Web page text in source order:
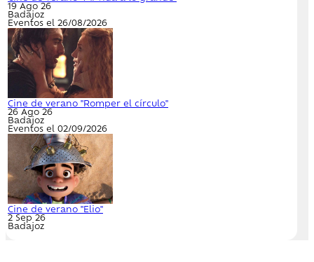
19 Ago 26
Badajoz
Eventos el 26/08/2026
Cine de verano "Romper el círculo"
26 Ago 26
Badajoz
Eventos el 02/09/2026
Cine de verano "Elio"
2 Sep 26
Badajoz